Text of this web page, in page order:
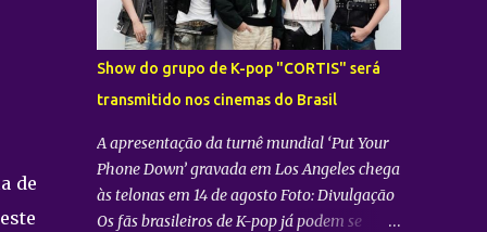
de
Show do grupo de K-pop "CORTIS" será
transmitido nos cinemas do Brasil
A apresentação da turnê mundial ‘Put Your
Phone Down’ gravada em Los Angeles chega
às telonas em 14 de agosto Foto: Divulgação
Os fãs brasileiros de K-pop já podem se